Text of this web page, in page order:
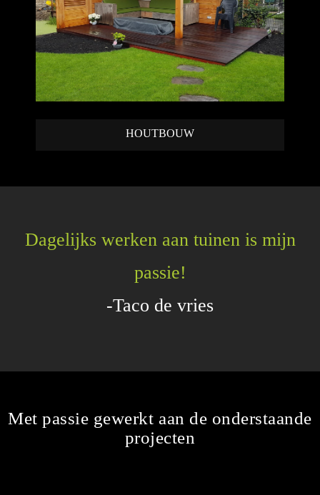
HOUTBOUW
Dagelijks werken aan tuinen is mijn
passie!
-Taco de vries
Met passie gewerkt aan de onderstaande
projecten